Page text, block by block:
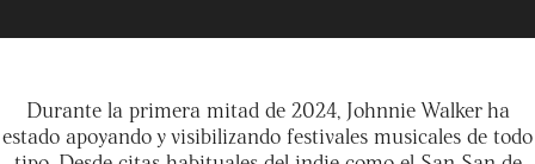
Durante la primera mitad de 2024, Johnnie Walker ha
estado apoyando y visibilizando festivales musicales de todo